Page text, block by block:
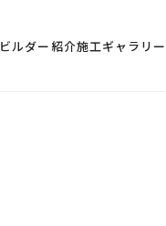
ビルダー紹介施工ギャラリー